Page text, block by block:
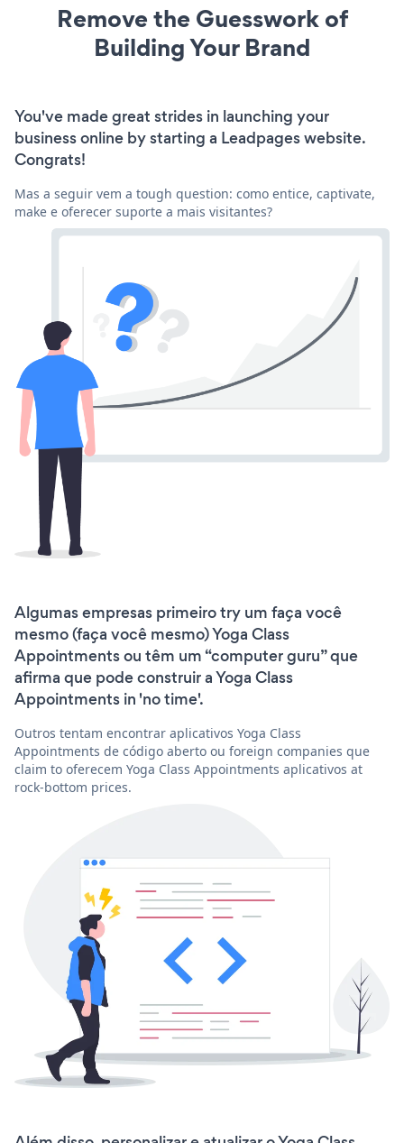
Remove the Guesswork of
Building Your Brand
You've made great strides in launching your
business online by starting a Leadpages website.
Congrats!
Mas a seguir vem a tough question: como entice, captivate,
make e oferecer suporte a mais visitantes?
Algumas empresas primeiro try um faça você
mesmo (faça você mesmo) Yoga Class
Appointments ou têm um “computer guru” que
afirma que pode construir a Yoga Class
Appointments in 'no time'.
Outros tentam encontrar aplicativos Yoga Class
Appointments de código aberto ou foreign companies que
claim to oferecem Yoga Class Appointments aplicativos at
rock-bottom prices.